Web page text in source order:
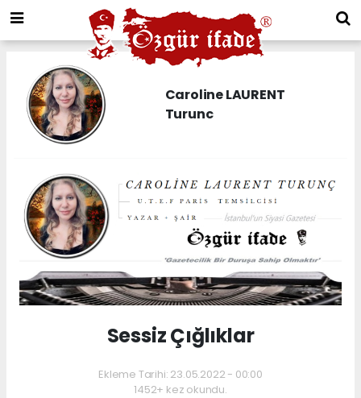
Caroline LAURENT
Turunc
Sessiz Çığlıklar
Ekleme Tarihi: 23.05.2022 - 00:00
1452+ kez okundu.